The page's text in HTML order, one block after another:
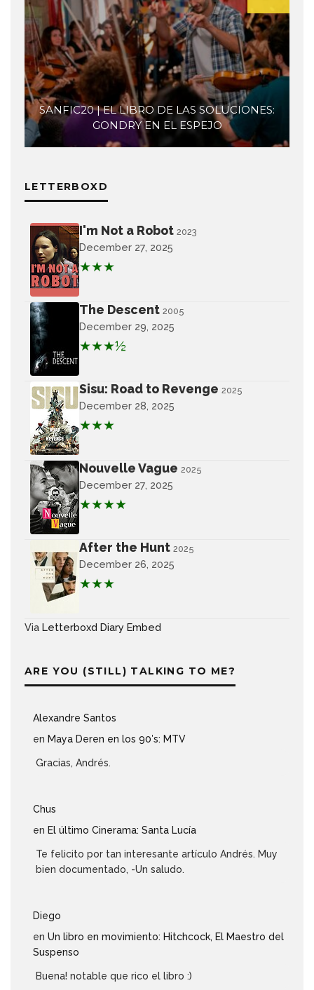
SANFIC20 | EL LIBRO DE LAS SOLUCIONES:
GONDRY EN EL ESPEJO
LETTERBOXD
I'm Not a Robot 2023
December 27, 2025
★★★
The Descent 2005
December 29, 2025
★★★½
Sisu: Road to Revenge 2025
December 28, 2025
★★★
Nouvelle Vague 2025
December 27, 2025
★★★★
After the Hunt 2025
December 26, 2025
★★★
Via Letterboxd Diary Embed
ARE YOU (STILL) TALKING TO ME?
Alexandre Santos
en Maya Deren en los 90′s: MTV
Gracias, Andrés.
Chus
en El último Cinerama: Santa Lucía
Te felicito por tan interesante artículo Andrés. Muy
bien documentado, -Un saludo.
Diego
en Un libro en movimiento: Hitchcock, El Maestro del
Suspenso
Buena! notable que rico el libro :)